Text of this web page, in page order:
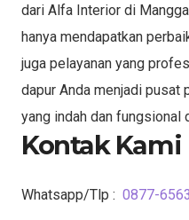
dari Alfa Interior di
hanya mendapatkan
juga pelayanan yang
dapur Anda menjadi pusat
yang indah dan fungsional
Kontak Kami
Whatsapp/Tlp : 0877-